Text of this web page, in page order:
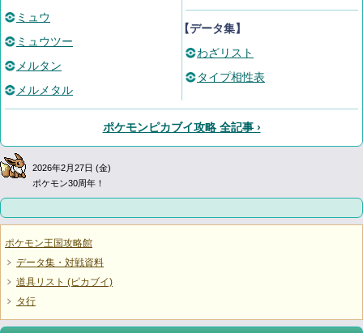
ミュウ
ミュウツー
メルタン
メルメタル
【データ集】
わざリスト
タイプ相性表
ポケモンピカブイ攻略 全記事 ›
2026年2月27日 (金)
ポケモン30周年！
ポケモン王国攻略館
データ集・対戦資料
道具リスト (ピカブイ)
タ行